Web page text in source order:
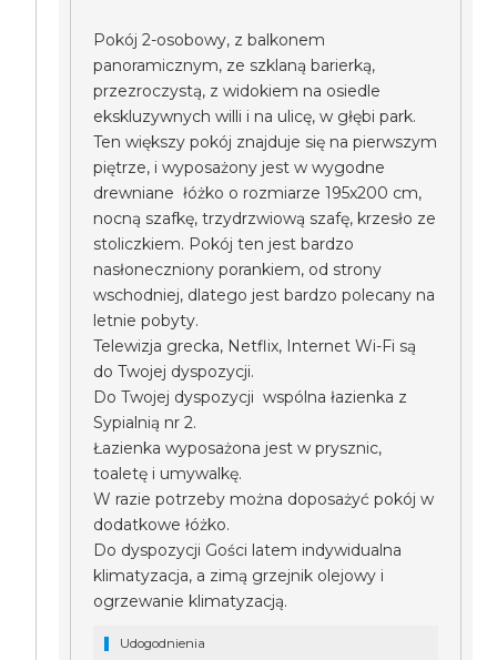
Pokój 2-osobowy, z balkonem
panoramicznym, ze szklaną barierką,
przezroczystą, z widokiem na osiedle
ekskluzywnych willi i na ulicę, w głębi park.
Ten większy pokój znajduje się na pierwszym
piętrze, i wyposażony jest w wygodne
drewniane łóżko o rozmiarze 195x200 cm,
nocną szafkę, trzydrzwiową szafę, krzesło ze
stoliczkiem. Pokój ten jest bardzo
nasłoneczniony porankiem, od strony
wschodniej, dlatego jest bardzo polecany na
letnie pobyty.
Telewizja grecka, Netflix, Internet Wi-Fi są
do Twojej dyspozycji.
Do Twojej dyspozycji wspólna łazienka z
Sypialnią nr 2.
Łazienka wyposażona jest w prysznic,
toaletę i umywalkę.
W razie potrzeby można doposażyć pokój w
dodatkowe łóżko.
Do dyspozycji Gości latem indywidualna
klimatyzacja, a zimą grzejnik olejowy i
ogrzewanie klimatyzacją.
Udogodnienia